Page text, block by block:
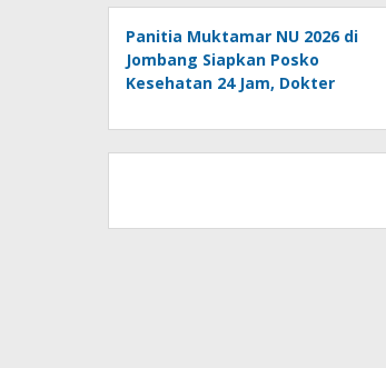
Panitia Muktamar NU 2026 di
Jombang Siapkan Posko
Kesehatan 24 Jam, Dokter